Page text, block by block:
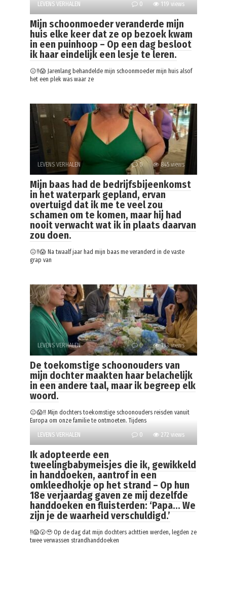
LEVENS VERHALEN
0 119 views
Mijn schoonmoeder veranderde mijn
huis elke keer dat ze op bezoek kwam
in een puinhoop – Op een dag besloot
ik haar eindelijk een lesje te leren.
😐‼️😱 Jarenlang behandelde mijn schoonmoeder mijn huis alsof
het een plek was waar ze
LEVENS VERHALEN 0 845 views
Mijn baas had de bedrijfsbijeenkomst
in het waterpark gepland, ervan
overtuigd dat ik me te veel zou
schamen om te komen, maar hij had
nooit verwacht wat ik in plaats daarvan
zou doen.
😐‼️😱 Na twaalf jaar had mijn baas me veranderd in de vaste
grap van
LEVENS VERHALEN 0 133 views
De toekomstige schoonouders van
mijn dochter maakten haar belachelijk
in een andere taal, maar ik begreep elk
woord.
😐😱‼️ Mijn dochters toekomstige schoonouders reisden vanuit
Europa om onze familie te ontmoeten. Tijdens
LEVENS VERHALEN
0 272 views
Ik adopteerde een
tweelingbabymeisjes die ik, gewikkeld
in handdoeken, aantrof in een
omkleedhokje op het strand – Op hun
18e verjaardag gaven ze mij dezelfde
handdoeken en fluisterden: ‘Papa… We
zijn je de waarheid verschuldigd.’
‼️😱😮🥹 Op de dag dat mijn dochters achttien werden, legden ze
twee verwassen strandhanddoeken